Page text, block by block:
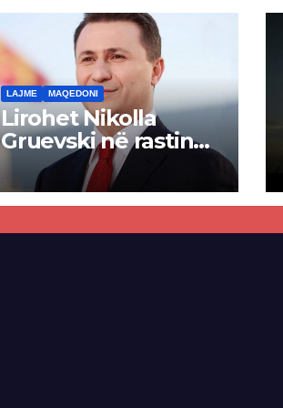
LAJME MAQEDONI
Lirohet Nikolla
Gruevski në rastin
“Talir 2”, gjykata
rrëzon akuzat për
ndërtimin e
paligjshëm të selisë